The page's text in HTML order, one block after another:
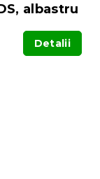
albastru
Detalii